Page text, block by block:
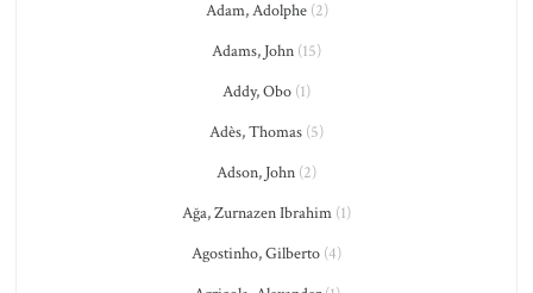
Adam, Adolphe(2)
Adams, John (15)
Addy, Obo (1)
Adès, Thomas (5)
Adson, John (2)
Ağa, Zurnazen Ibrahim (1)
Agostinho, Gilberto (4)